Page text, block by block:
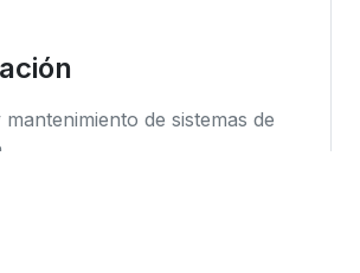
de sistemas de